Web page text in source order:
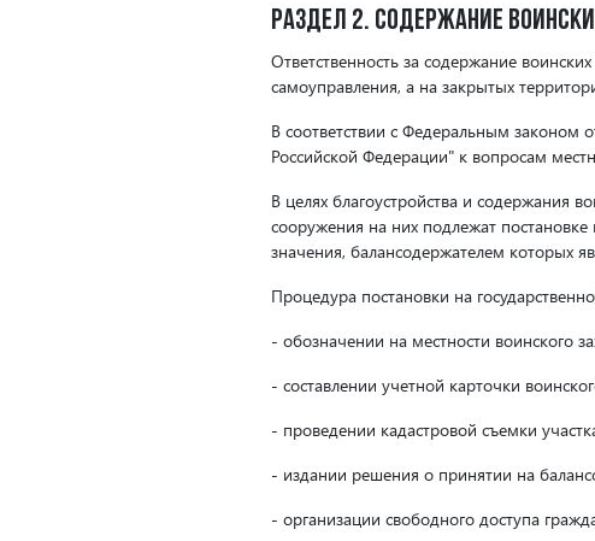
Раздел 2. Содержание
Ответственность за содержание
самоуправления, а на закрытых
В соответствии с Федеральным
Российской Федерации" к вопросам
В целях благоустройства и содержания
сооружения на них подлежат
значения, балансодержателем которых
Процедура постановки на
- обозначении на местности воинского
- составлении учетной карточки
- проведении кадастровой съемки
- издании решения о принятии на
- организации свободного доступа